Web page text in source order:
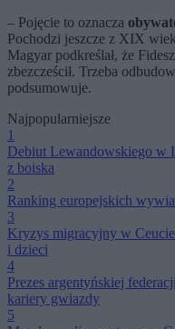
– Pojęcie to oznacza
Pochodzi jeszcze z XIX
Magyar podkreślał, że
zbezcześcił. Trzeba
podsumowuje.
Najpopularniejsze
1
Debiut Lewandowskiego w
z boiska
2
Ranking europejskich
3
Kryzys migracyjny w
i dzieci
4
Prezes argentyńskiej
kariery gwiazdy
5